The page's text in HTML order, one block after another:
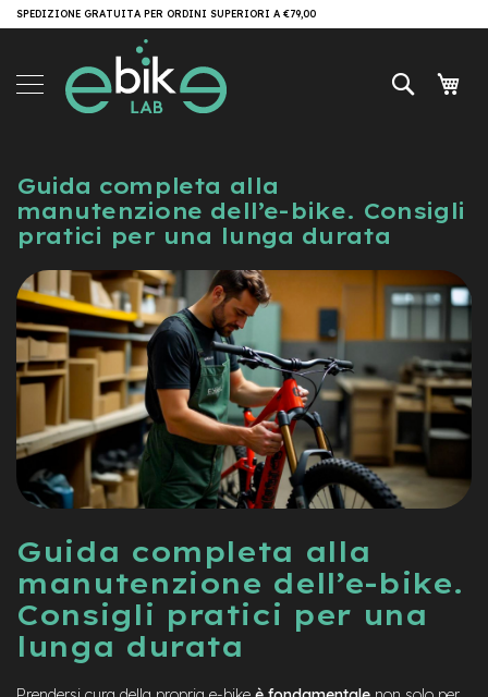
Salta
al
SPEDIZIONE GRATUITA PER ORDINI SUPERIORI A €79,00
Cerca
Brand
Bike
T
B
e
-
M
T
B
A
l
l
M
u
t
a
n
e
-
M
T
B
Guida completa alla
manutenzione dell’e-bike. Consigli
pratici per una lunga durata
Guida completa alla
manutenzione dell’e-bike.
Consigli pratici per una
lunga durata